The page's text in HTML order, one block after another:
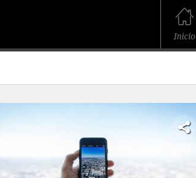
Inicio